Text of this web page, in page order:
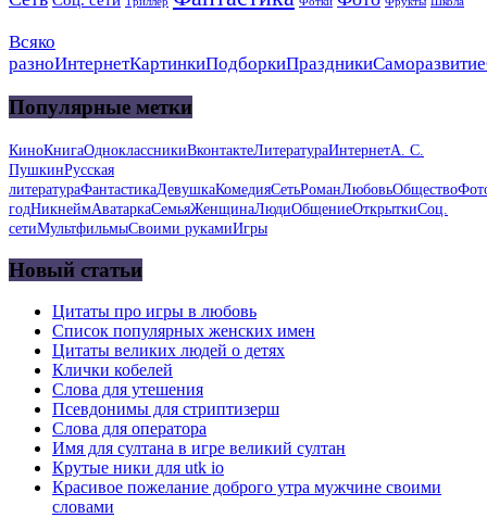
Всяко
разноИнтернетКартинкиПодборкиПраздникиСаморазвитие
Популярные метки
КиноКнигаОдноклассникиВконтактеЛитератураИнтернетА. С.
ПушкинРусская
литератураФантастикаДевушкаКомедияСетьРоманЛюбовьОбщество
годНикнеймАватаркаСемьяЖенщинаЛюдиОбщениеОткрыткиСоц.
сетиМультфильмыСвоими рукамиИгры
Новый статьи
Цитаты про игры в любовь
Список популярных женских имен
Цитаты великих людей о детях
Клички кобелей
Слова для утешения
Псевдонимы для стриптизерш
Слова для оператора
Имя для султана в игре великий султан
Крутые ники для utk io
Красивое пожелание доброго утра мужчине своими
словами